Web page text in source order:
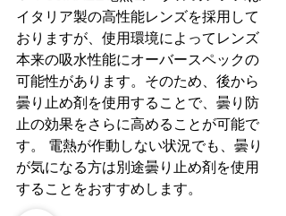
イタリア製の高性能レンズを採用して
おりますが、使用環境によってレンズ
本来の吸水性能にオーバースペックの
可能性があります。そのため、後から
曇り止め剤を使用することで、曇り防
止の効果をさらに高めることが可能で
す。 電熱が作動しない状況でも、曇り
が気になる方は別途曇り止め剤を使用
することをおすすめします。